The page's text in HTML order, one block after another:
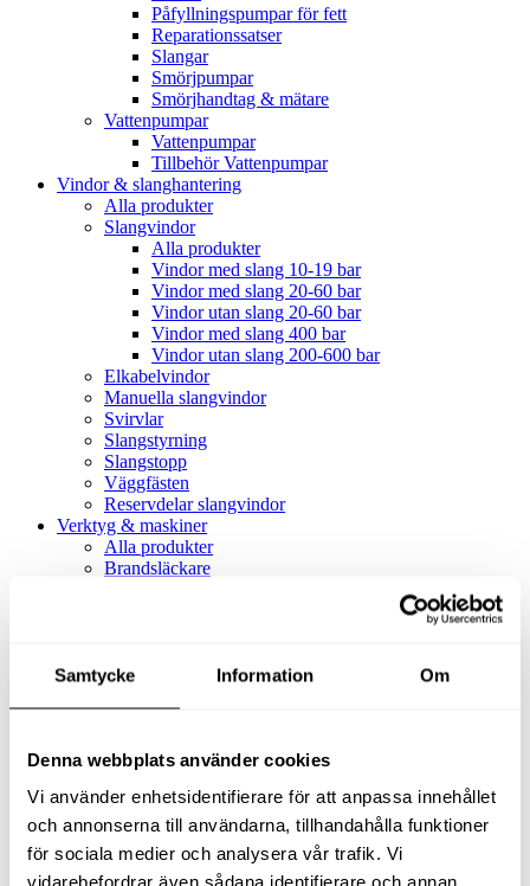
Samtycke Information Om
Denna webbplats använder cookies
Vi använder enhetsidentifierare för att anpassa innehållet
och annonserna till användarna, tillhandahålla funktioner
för sociala medier och analysera vår trafik. Vi
vidarebefordrar även sådana identifierare och annan
Påfyllningspumpar för fett
Reparationssatser
Slangar
Smörjpumpar
Smörjhandtag & mätare
Vattenpumpar
Vattenpumpar
Tillbehör Vattenpumpar
Vindor & slanghantering
Alla produkter
Slangvindor
Alla produkter
Vindor med slang 10-19 bar
Vindor med slang 20-60 bar
Vindor utan slang 20-60 bar
Vindor med slang 400 bar
Vindor utan slang 200-600 bar
Elkabelvindor
Manuella slangvindor
Svirvlar
Slangstyrning
Slangstopp
Väggfästen
Reservdelar slangvindor
Verktyg & maskiner
Alla produkter
Brandsläckare
Alla produkter
Slangfäste
Textil- & Våtdammsugare
Tillbehör Textil- & våtdammsugare
Adaptrar
Dammsugare